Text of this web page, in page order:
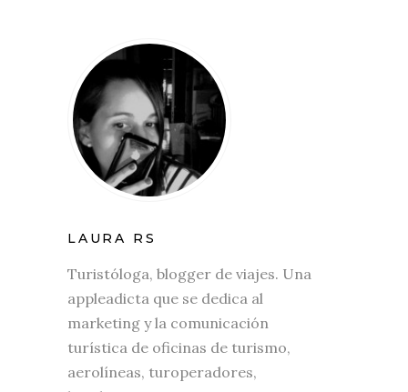
LAURA RS
Turistóloga, blogger de viajes. Una
appleadicta que se dedica al
marketing y la comunicación
turística de oficinas de turismo,
aerolíneas, turoperadores,